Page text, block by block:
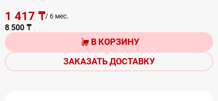
1 417 ₸/ 6 мес.
8 500 ₸
В КОРЗИНУ
ЗАКАЗАТЬ ДОСТАВКУ